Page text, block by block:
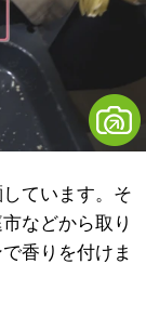
ています。そ
などから取り
香りを付けま